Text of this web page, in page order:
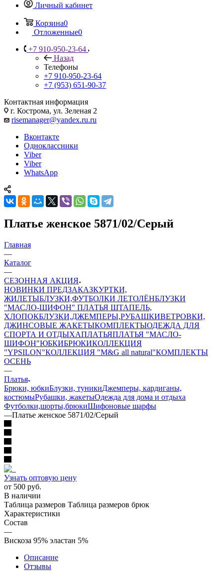
Личный кабинет
Корзина0
Отложенные0
+7 910-950-23-64
Назад
Телефоны
+7 910-950-23-64
+7 (953) 651-90-37
Контактная информация
г. Кострома, ул. Зеленая 2
risemanager@yandex.ru.ru
Вконтакте
Одноклассники
Viber
Viber
WhatsApp
Платье женское 5871/02/Серый
Главная
—
Каталог
—
СЕЗОННАЯ АКЦИЯ
НОВИНКИ ПРЕДЗАКАЗКУРТКИ,
ЖИЛЕТЫБЛУЗКИ,ФУТБОЛКИ ЛЕТОЛЁНБЛУЗКИ
"МАСЛО-ШИФОН" ПЛАТЬЯ ШТАПЕЛЬ,
ХЛОПОКБЛУЗКИ,ДЖЕМПЕРЫ,РУБАШКИВЕТРОВКИ,
ДЖИНСОВЫЕ ЖАКЕТЫКОМПЛЕКТЫОДЕЖДА ДЛЯ
СПОРТА И ОТДЫХАПЛАТЬЯПЛАТЬЯ "МАСЛО-
ШИФОН"ЮБКИБРЮКИКОЛЛЕКЦИЯ
"YPSILON"КОЛЛЕКЦИЯ "M&G all natural"КОМПЛЕКТЫ
ОСЕНЬ
—
Платья
Брюки, юбкиБлузки, туникиДжемперы, кардиганы,
костюмыРубашки, жакетыОдежда для дома и отдыха
Футболки,шорты,брюкиШифоновые шарфы
—Платье женское 5871/02/Серый
Узнать оптовую цену
от 500 руб.
В наличии
Таблица размеров Таблица размеров брюк
Характеристики
Состав
—
Вискоза 95% эластан 5%
Описание
Отзывы